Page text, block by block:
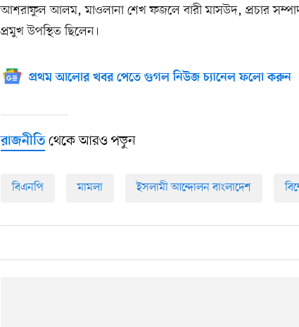
আশরাফুল আলম, মাওলানা শেখ ফজলে বারী মাসউদ, প্রচার
প্রমুখ উপস্থিত ছিলেন।
প্রথম আলোর খবর পেতে গুগল নিউজ চ্যানেল ফলো করুন
রাজনীতি থেকে আরও পড়ুন
বিএনপি মামলা ইসলামী আন্দোলন বাংলাদেশ